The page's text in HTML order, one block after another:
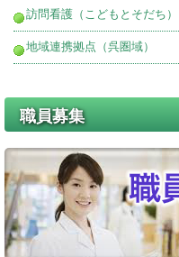
訪問看護（こどもとそだち）
地域連携拠点（呉圏域）
職員募集